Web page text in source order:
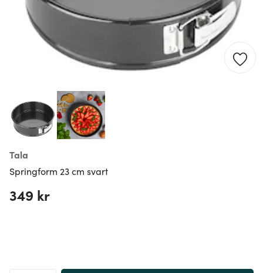
Tala
Springform 23 cm svart
349 kr